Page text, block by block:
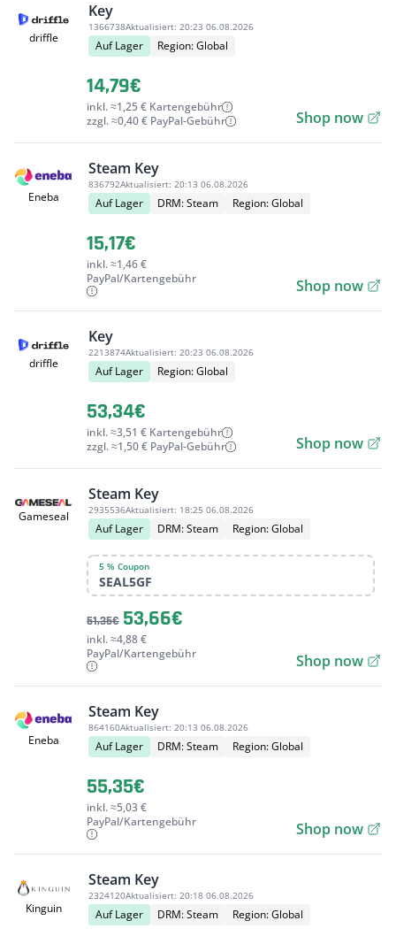
driffle
Key
1366738Aktualisiert: 20:23 06.08.2026
Auf Lager Region: Global
14,79€
inkl. ≈1,25 € Kartengebühr
zzgl. ≈0,40 € PayPal-Gebühr
Shop now
Eneba
Steam Key
836792Aktualisiert: 20:13 06.08.2026
Auf Lager DRM: Steam Region: Global
15,17€
inkl. ≈1,46 €
PayPal/Kartengebühr
Shop now
driffle
Key
2213874Aktualisiert: 20:23 06.08.2026
Auf Lager Region: Global
53,34€
inkl. ≈3,51 € Kartengebühr
zzgl. ≈1,50 € PayPal-Gebühr
Shop now
Gameseal
Steam Key
2935536Aktualisiert: 18:25 06.08.2026
Auf Lager DRM: Steam Region: Global
5 % Coupon
SEAL5GF
51,35€ 53,66€
inkl. ≈4,88 €
PayPal/Kartengebühr
Shop now
Eneba
Steam Key
864160Aktualisiert: 20:13 06.08.2026
Auf Lager DRM: Steam Region: Global
55,35€
inkl. ≈5,03 €
PayPal/Kartengebühr
Shop now
Kinguin
Steam Key
2324120Aktualisiert: 20:18 06.08.2026
Auf Lager DRM: Steam Region: Global